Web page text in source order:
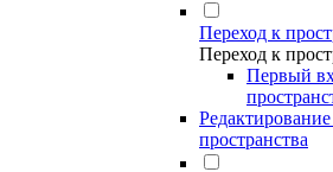
Переход к
Переход к
Первый
пространства